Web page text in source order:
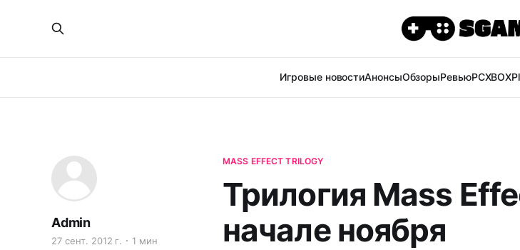
Игровые новостиАнонсыОбзорыРевьюPCXBOX
MASS EFFECT TRILOGY
Трилогия Mass
начале ноября
Admin
27 сент. 2012 г. 1 мин